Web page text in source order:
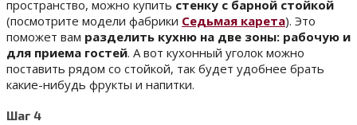
пространство, можно купить стенку с барной стойкой
(посмотрите модели фабрики Седьмая карета). Это
поможет вам разделить кухню на две зоны: рабочую и
для приема гостей. А вот кухонный уголок можно
поставить рядом со стойкой, так будет удобнее брать
какие-нибудь фрукты и напитки.
Шаг 4